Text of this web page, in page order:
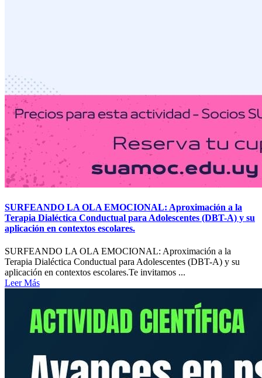
SURFEANDO LA OLA EMOCIONAL: Aproximación a la
Terapia Dialéctica Conductual para Adolescentes (DBT-A) y su
aplicación en contextos escolares.
SURFEANDO LA OLA EMOCIONAL: Aproximación a la
Terapia Dialéctica Conductual para Adolescentes (DBT-A) y su
aplicación en contextos escolares.Te invitamos ...
Leer Más